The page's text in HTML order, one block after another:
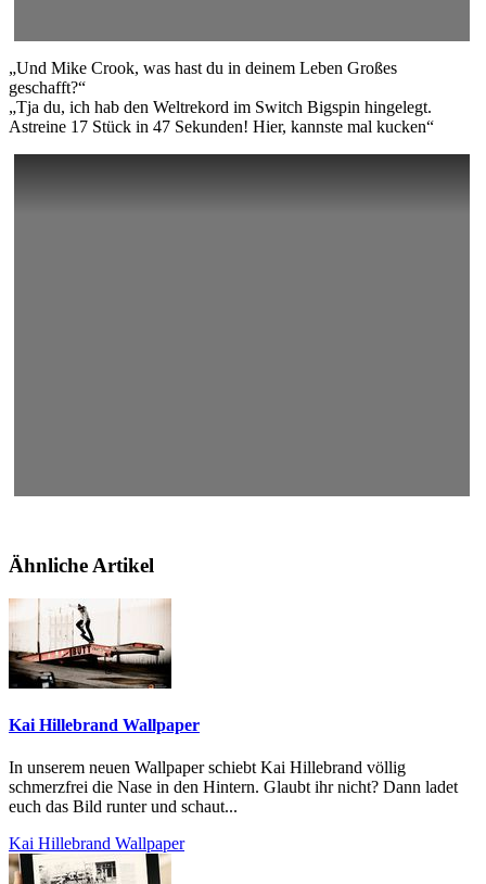
„Und Mike Crook, was hast du in deinem Leben Großes
geschafft?“
„Tja du, ich hab den Weltrekord im Switch Bigspin hingelegt.
Astreine 17 Stück in 47 Sekunden! Hier, kannste mal kucken“
Ähnliche Artikel
Kai Hillebrand Wallpaper
In unserem neuen Wallpaper schiebt Kai Hillebrand völlig
schmerzfrei die Nase in den Hintern. Glaubt ihr nicht? Dann ladet
euch das Bild runter und schaut...
Kai Hillebrand Wallpaper